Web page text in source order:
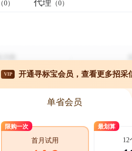
（0） 代理 （0）
VIP 开通寻标宝会员，查看更多招采
单省会员
限购一次
首月试用
最划算
12